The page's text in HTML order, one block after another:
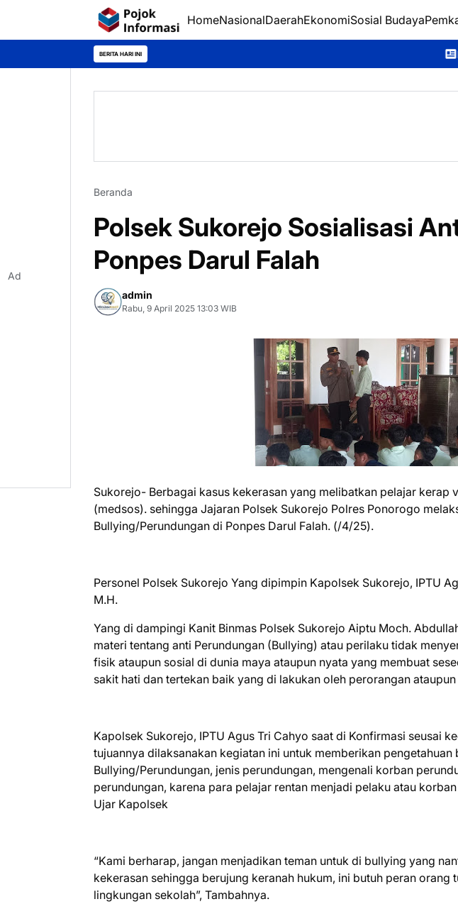
HomeNasionalDaerahEkonomiSosial Budaya
BERITA HARI INI Dina Maulidah
Beranda
Polsek Sukorejo Sosialisasi
Ponpes Darul Falah
admin
Rabu, 9 April 2025 13:03 WIB
Sukorejo- Berbagai kasus kekerasan yang melibatkan pelajar kerap
(medsos). sehingga Jajaran Polsek Sukorejo Polres Ponorogo
Bullying/Perundungan di Ponpes Darul Falah. (/4/25).
Personel Polsek Sukorejo Yang dipimpin Kapolsek Sukorejo, IPTU
M.H.
Yang di dampingi Kanit Binmas Polsek Sukorejo Aiptu Moch.
materi tentang anti Perundungan (Bullying) atau perilaku tidak
fisik ataupun sosial di dunia maya ataupun nyata yang membuat
sakit hati dan tertekan baik yang di lakukan oleh perorangan
Kapolsek Sukorejo, IPTU Agus Tri Cahyo saat di Konfirmasi seusai
tujuannya dilaksanakan kegiatan ini untuk memberikan
Bullying/Perundungan, jenis perundungan, mengenali korban
perundungan, karena para pelajar rentan menjadi pelaku atau
Ujar Kapolsek
“Kami berharap, jangan menjadikan teman untuk di bullying yang
kekerasan sehingga berujung keranah hukum, ini butuh peran orang
lingkungan sekolah”, Tambahnya.
Ad